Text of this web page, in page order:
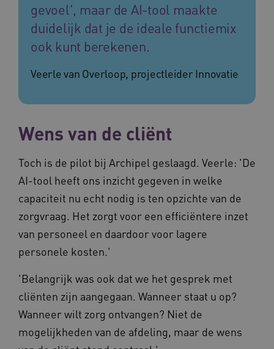
gevoel', maar de AI-tool maakte
duidelijk dat je de ideale functiemix
ook kunt berekenen.
Veerle van Overloop, projectleider Innovatie
Wens van de cliënt
Toch is de pilot bij Archipel geslaagd. Veerle: 'De
AI-tool heeft ons inzicht gegeven in welke
capaciteit nu echt nodig is ten opzichte van de
zorgvraag. Het zorgt voor een efficiëntere inzet
van personeel en daardoor voor lagere
personele kosten.'
'Belangrijk was ook dat we het gesprek met
cliënten zijn aangegaan. Wanneer staat u op?
Wanneer wilt zorg ontvangen? Niet de
mogelijkheden van de afdeling, maar de wens
.vilans.nl
CookieScriptConsent
CookieScript
11
FPLC .vilans.nl